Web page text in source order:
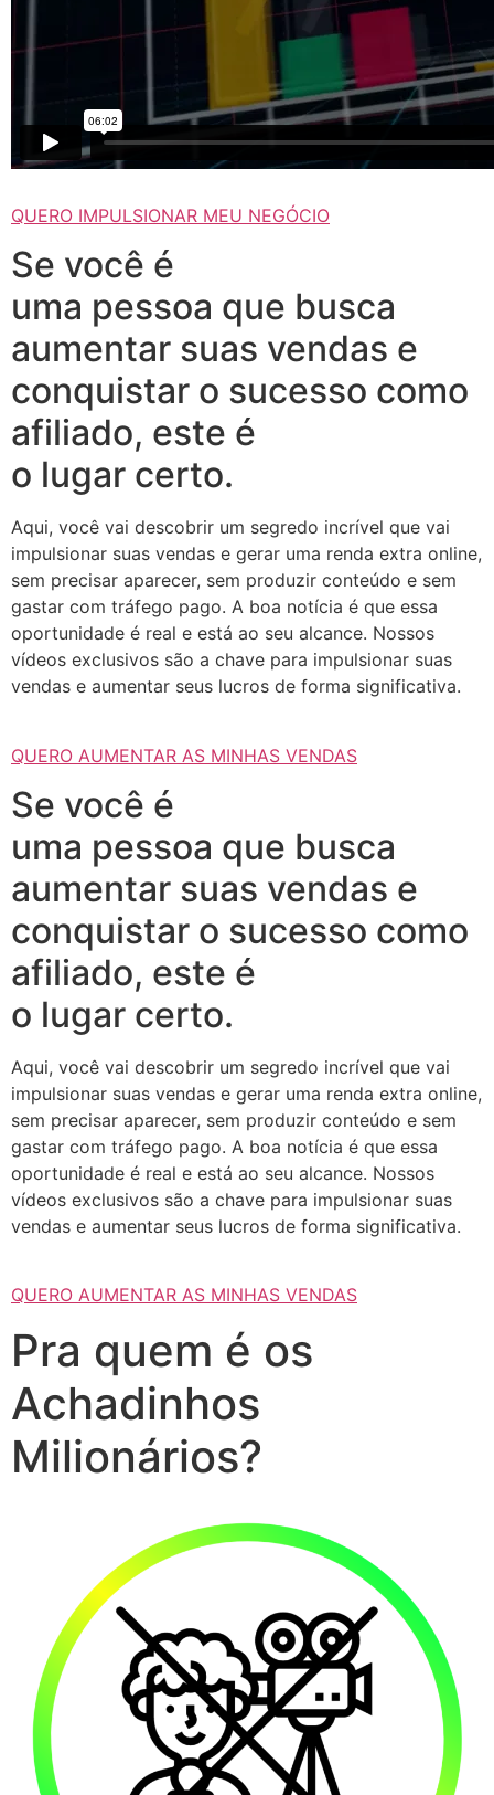
QUERO IMPULSIONAR MEU NEGÓCIO
Se você é
uma pessoa que busca
aumentar suas vendas e
conquistar o sucesso como
afiliado, este é
o lugar certo.
Aqui, você vai descobrir um segredo incrível que vai
impulsionar suas vendas e gerar uma renda extra online,
sem precisar aparecer, sem produzir conteúdo e sem
gastar com tráfego pago. A boa notícia é que essa
oportunidade é real e está ao seu alcance. Nossos
vídeos exclusivos são a chave para impulsionar suas
vendas e aumentar seus lucros de forma significativa.
QUERO AUMENTAR AS MINHAS VENDAS
Se você é
uma pessoa que busca
aumentar suas vendas e
conquistar o sucesso como
afiliado, este é
o lugar certo.
Aqui, você vai descobrir um segredo incrível que vai
impulsionar suas vendas e gerar uma renda extra online,
sem precisar aparecer, sem produzir conteúdo e sem
gastar com tráfego pago. A boa notícia é que essa
oportunidade é real e está ao seu alcance. Nossos
vídeos exclusivos são a chave para impulsionar suas
vendas e aumentar seus lucros de forma significativa.
QUERO AUMENTAR AS MINHAS VENDAS
Pra quem é os
Achadinhos
Milionários?